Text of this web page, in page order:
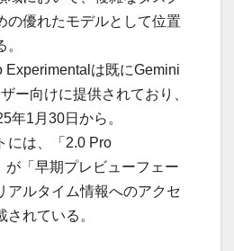
の優れたモデルとして位置
Experimentalは既にGemini
ー向けに提供されており、
年1月30日から。
には、「2.0 Pro
が「早期プレビューフェー
アルタイム情報へのアクセ
されている。